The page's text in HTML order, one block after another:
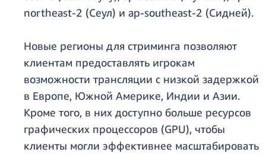
northeast-2 (Сеул) и ap-southeast-2 (Сидней).
Новые регионы для стриминга позволяют
клиентам предоставлять игрокам
возможности трансляции с низкой задержкой
в Европе, Южной Америке, Индии и Азии.
Кроме того, в них доступно больше ресурсов
графических процессоров (GPU), чтобы
клиенты могли эффективнее масштабировать